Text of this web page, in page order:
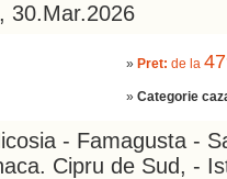
30.Mar.2026
» Pret: de la
» Categorie
- Famagusta -
Cipru de Sud, -